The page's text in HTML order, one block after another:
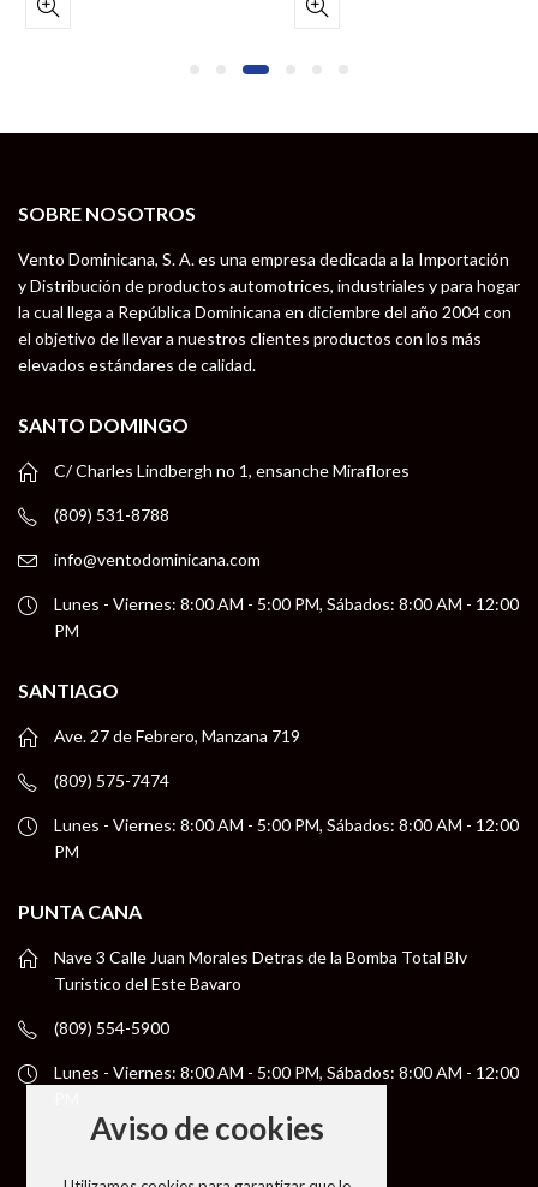
SOBRE NOSOTROS
Vento Dominicana, S. A. es una empresa dedicada a la Importación
y Distribución de productos automotrices, industriales y para hogar
la cual llega a República Dominicana en diciembre del año 2004 con
el objetivo de llevar a nuestros clientes productos con los más
elevados estándares de calidad.
SANTO DOMINGO
C/ Charles Lindbergh no 1, ensanche Miraflores
(809) 531-8788
info@ventodominicana.com
Lunes - Viernes: 8:00 AM - 5:00 PM, Sábados: 8:00 AM - 12:00
PM
SANTIAGO
Ave. 27 de Febrero, Manzana 719
(809) 575-7474
Lunes - Viernes: 8:00 AM - 5:00 PM, Sábados: 8:00 AM - 12:00
PM
PUNTA CANA
Nave 3 Calle Juan Morales Detras de la Bomba Total Blv
Turistico del Este Bavaro
(809) 554-5900
Lunes - Viernes: 8:00 AM - 5:00 PM, Sábados: 8:00 AM - 12:00
Aviso de cookies